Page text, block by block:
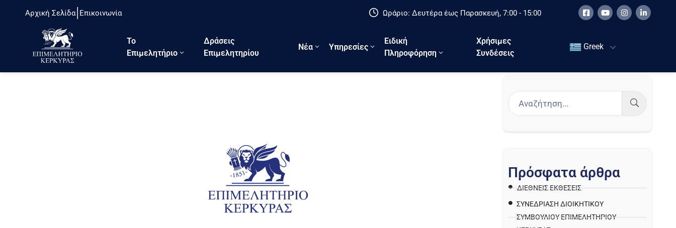
Αρχική Σελίδα Επικοινωνία Ωράριο: Δευτέρα έως Παρασκευή, 7:00 - 15:00
Το
Eπιμελητήριο
Δράσεις
Επιμελητηρίου
Νέα Υπηρεσίες
Ειδική
Πληροφόρηση
Χρήσιμες
Συνδέσεις
Greek
Πρόσφατα άρθρα
ΔΙΕΘΝΕΙΣ ΕΚΘΕΣΕΙΣ
ΣΥΝΕΔΡΙΑΣΗ ΔΙΟΙΚΗΤΙΚΟΥ
ΣΥΜΒΟΥΛΙΟΥ ΕΠΙΜΕΛΗΤΗΡΙΟΥ